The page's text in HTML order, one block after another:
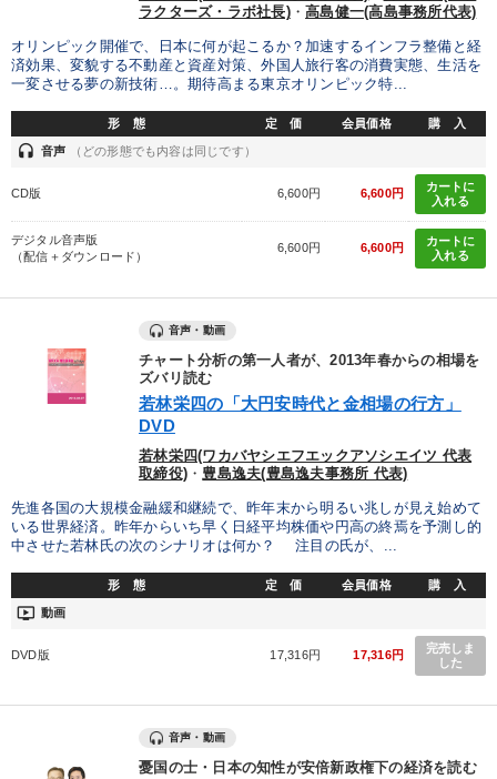
ラクターズ・ラボ社長)・高島健一(高島事務所代表)
オリンピック開催で、日本に何が起こるか？加速するインフラ整備と経
済効果、変貌する不動産と資産対策、外国人旅行客の消費実態、生活を
一変させる夢の新技術…。期待高まる東京オリンピック特...
形 態 定 価 会員価格 購 入
headset 音声 （どの形態でも内容は同じです）
CD版 6,600円 6,600円
カートに
入れる
デジタル音声版
（配信＋ダウンロード）
6,600円 6,600円
カートに
入れる
音声・動画
チャート分析の第一人者が、2013年春からの相場を
ズバリ読む
若林栄四の「大円安時代と金相場の行方」
DVD
若林栄四(ワカバヤシエフエックアソシエイツ 代表
取締役) ・豊島逸夫(豊島逸夫事務所 代表)
先進各国の大規模金融緩和継続で、昨年末から明るい兆しが見え始めて
いる世界経済。昨年からいち早く日経平均株価や円高の終焉を予測し的
中させた若林氏の次のシナリオは何か？ 注目の氏が、...
形 態 定 価 会員価格 購 入
ondemand_video 動画
DVD版 17,316円 17,316円
完売しま
した
音声・動画
憂国の士・日本の知性が安倍新政権下の経済を読む